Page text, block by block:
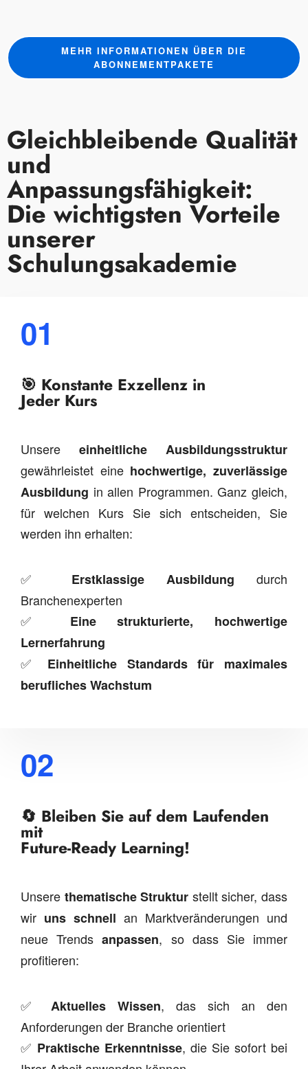
MEHR INFORMATIONEN ÜBER DIE
ABONNEMENTPAKETE
Gleichbleibende Qualität
und
Anpassungsfähigkeit:
Die wichtigsten Vorteile
unserer
Schulungsakademie
01
🎯 Konstante Exzellenz in
Jeder Kurs
Unsere einheitliche Ausbildungsstruktur
gewährleistet eine hochwertige, zuverlässige
Ausbildung in allen Programmen. Ganz gleich,
für welchen Kurs Sie sich entscheiden, Sie
werden ihn erhalten:
✅ Erstklassige Ausbildung durch
Branchenexperten
✅ Eine strukturierte, hochwertige
Lernerfahrung
✅ Einheitliche Standards für maximales
berufliches Wachstum
02
🔄 Bleiben Sie auf dem Laufenden
mit
Future-Ready Learning!
Unsere thematische Struktur stellt sicher, dass
wir uns schnell an Marktveränderungen und
neue Trendsanpassen, so dass Sie immer
profitieren:
✅ Aktuelles Wissen, das sich an den
Anforderungen der Branche orientiert
✅ Praktische Erkenntnisse, die Sie sofort bei